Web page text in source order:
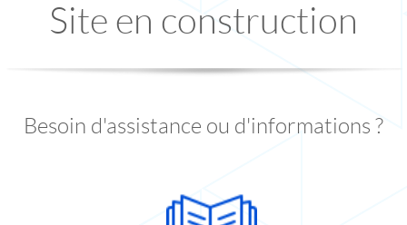
Site en construction
Besoin d'assistance ou d'informations ?